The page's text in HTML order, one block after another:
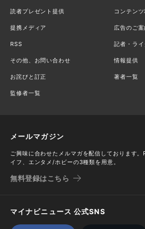
読者プレゼント提供 コンテン
提携メディア 広告のご案
RSS 記者・ラ
その他、お問い合わせ 情報提供
お詫びと訂正 著者一覧
監修者一覧
メールマガジン
ご興味に合わせたメルマガを配信しております
イフ、エンタメ/ホビーの3種類を用意。
無料登録はこちら
マイナビニュース 公式SNS